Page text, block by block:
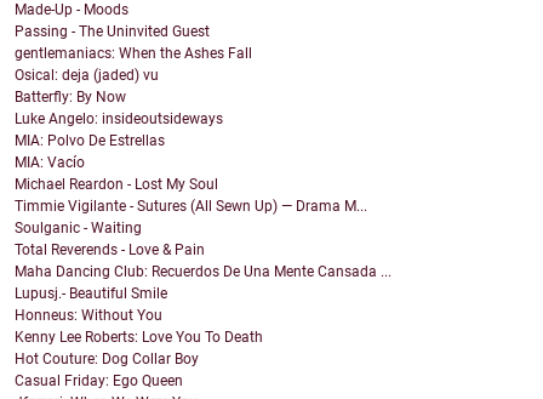
Made-Up - Moods
Passing - The Uninvited Guest
gentlemaniacs: When the Ashes Fall
Osical: deja (jaded) vu
Batterfly: By Now
Luke Angelo: insideoutsideways
MIA: Polvo De Estrellas
MIA: Vacío
Michael Reardon - Lost My Soul
Timmie Vigilante - Sutures (All Sewn Up) — Drama M...
Soulganic - Waiting
Total Reverends - Love & Pain
Maha Dancing Club: Recuerdos De Una Mente Cansada ...
Lupusj.- Beautiful Smile
Honneus: Without You
Kenny Lee Roberts: Love You To Death
Hot Couture: Dog Collar Boy
Casual Friday: Ego Queen